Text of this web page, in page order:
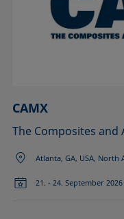
CAMX
The Composites and
Atlanta, GA, USA, North
21. - 24. September 2026